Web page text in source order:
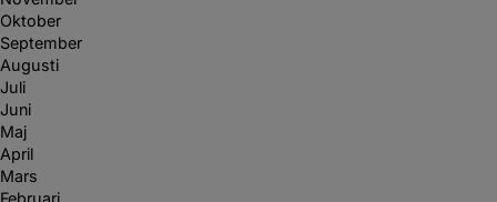
Oktober
September
Augusti
Juli
Juni
Maj
April
Mars
Februari